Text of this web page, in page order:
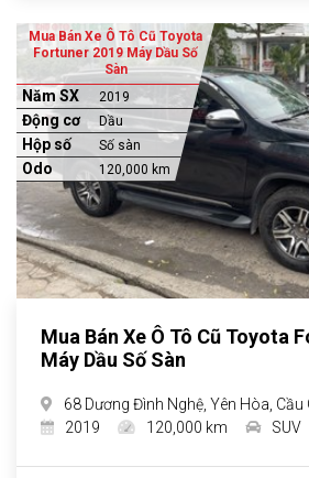
Mua Bán Xe Ô Tô Cũ Toyota
Fortuner 2019 Máy Dầu Số
Sàn
Năm SX 2019
Động cơ Dầu
Hộp số Số sàn
Odo 120,000 km
Mua Bán Xe Ô Tô Cũ Toyota
Máy Dầu Số Sàn
68 Dương Đình Nghệ, Yên Hòa, Cầu
2019
120,000 km SUV